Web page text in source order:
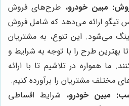
مبین خودرو، طرح‌های فروش
تیگو ارائه می‌دهد که شامل فروش
می‌شود. این تنوع، به مشتریان
بهترین طرح را با توجه به شرایط و
ما همواره در تلاشیم تا با ارائه
مختلف مشتریان را برآورده کنیم.
مبین خودرو، شرایط اقساطی